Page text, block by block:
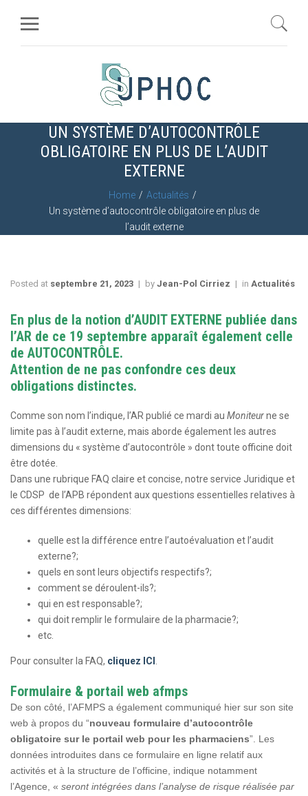
UN SYSTÈME D’AUTOCONTRÔLE
OBLIGATOIRE EN PLUS DE L’AUDIT
EXTERNE
Home
Actualités
Un système d’autocontrôle obligatoire en plus de
l’audit externe
Posted at septembre 21, 2023 by Jean-Pol Cirriez in Actualités
En plus de la notion d’AUDIT EXTERNE publiée dans
l’AR de ce 19 septembre apparaît également celle
de AUTOCONTRÔLE.
Attention de ne pas confondre ces deux
obligations distinctes.
Comme son nom l’indique, l’AR publié ce mardi au Moniteurne se
limite pas à l’audit externe, mais aborde également les autres
dimensions du « système d’autocontrôle » dont toute officine doit
être dotée.
Dans une rubrique FAQ claire et concise, notre service Juridique et
le CDSP de l’APB répondent aux questions essentielles relatives à
ces différentes dimensions:
quelle est la différence entre l’autoévaluation et l’a​udit
externe?;
quels en sont leurs objectifs respectifs?;
comment se déroulent-ils?; ​
qui en est responsable?;
qui doit remplir le formulaire de la pharmacie?;
etc.
Pour consulter la FAQ, cliquez ICI
​Formulaire & portail web afmps
De son côté, l’AFMPS a également communiqué hier sur son site
web à propos du “nouveau formulaire d’autocontrôle
obligatoire sur le portail web pour les pharmaciens”. Les
données introduites dans ce formulaire en ligne relatif aux
activités et à la structure de l’officine, indique notamment
l’Agence, « seront intégrées dans l’analyse de risque réalisée par